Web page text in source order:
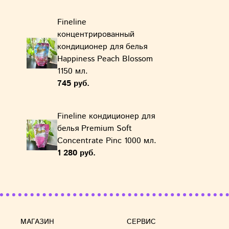
Fineline
концентрированный
кондиционер для белья
Happiness Peach Blossom
1150 мл.
745 руб.
Fineline кондиционер для
белья Premium Soft
Concentrate Pinc 1000 мл.
1 280 руб.
МАГАЗИН
СЕРВИС